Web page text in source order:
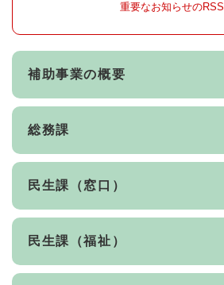
重要なお知らせのRSS
補助事業の概要
総務課
民生課（窓口）
民生課（福祉）